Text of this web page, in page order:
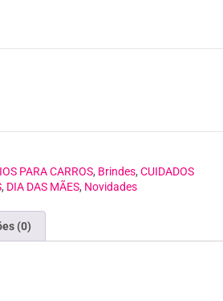
PARA CARROS, Brindes, CUIDADOS
, DIA DAS MÃES, Novidades
(0)